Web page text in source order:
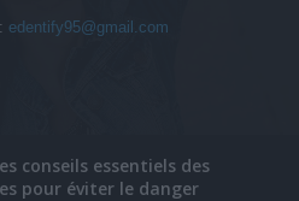
edentify95@gmail.com
conseils essentiels des
pour éviter le danger